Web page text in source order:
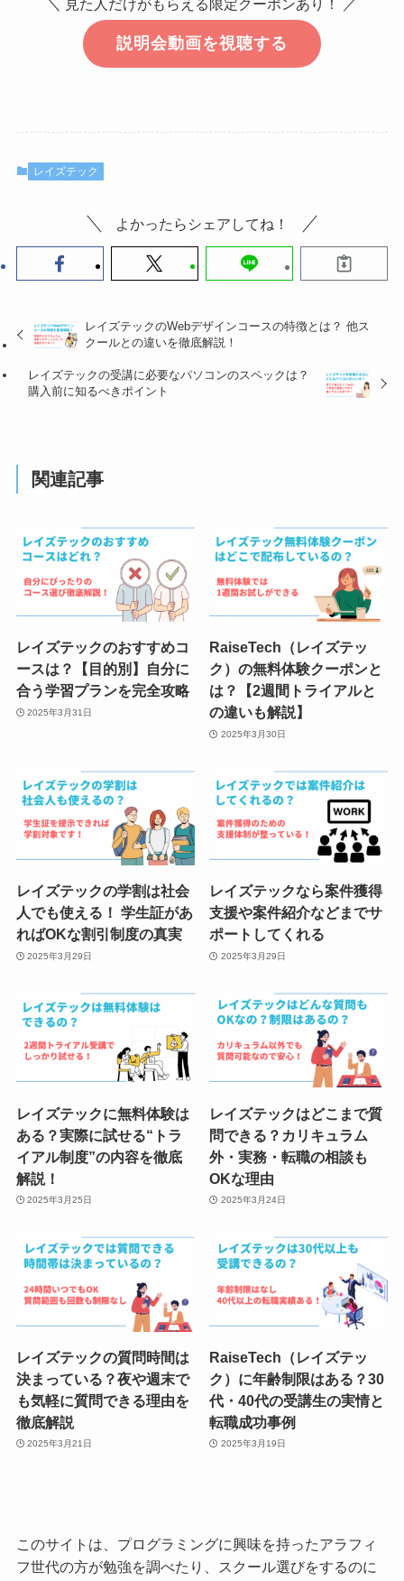
＼ 見た人だけがもらえる限定クーポンあり！ ／
説明会動画を視聴する
レイズテック
よかったらシェアしてね！
レイズテックのWebデザインコースの特徴とは？ 他ス
クールとの違いを徹底解説！
レイズテックの受講に必要なパソコンのスペックは？
購入前に知るべきポイント
関連記事
レイズテックのおすすめコ
ースは？【目的別】自分に
合う学習プランを完全攻略
2025年3月31日
RaiseTech（レイズテッ
ク）の無料体験クーポンと
は？【2週間トライアルと
の違いも解説】
2025年3月30日
レイズテックの学割は社会
人でも使える！ 学生証があ
ればOKな割引制度の真実
2025年3月29日
レイズテックなら案件獲得
支援や案件紹介などまでサ
ポートしてくれる
2025年3月29日
レイズテックに無料体験は
ある？実際に試せる“トラ
イアル制度”の内容を徹底
解説！
2025年3月25日
レイズテックはどこまで質
問できる？カリキュラム
外・実務・転職の相談も
OKな理由
2025年3月24日
レイズテックの質問時間は
決まっている？夜や週末で
も気軽に質問できる理由を
徹底解説
2025年3月21日
RaiseTech（レイズテッ
ク）に年齢制限はある？30
代・40代の受講生の実情と
転職成功事例
2025年3月19日
このサイトは、プログラミングに興味を持ったアラフィ
フ世代の方が勉強を調べたり、スクール選びをするのに